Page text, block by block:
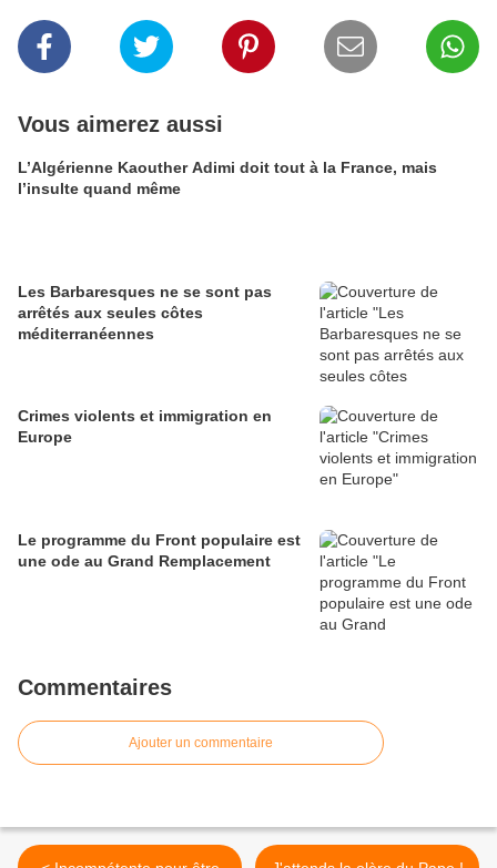
Vous aimerez aussi
L’Algérienne Kaouther Adimi doit tout à la France, mais
l’insulte quand même
Les Barbaresques ne se sont pas
arrêtés aux seules côtes
méditerranéennes
Crimes violents et immigration en
Europe
Le programme du Front populaire est
une ode au Grand Remplacement
Commentaires
Ajouter un commentaire